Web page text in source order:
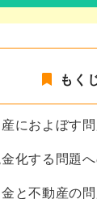
もく
におよぼす
化する問題
と不動産の